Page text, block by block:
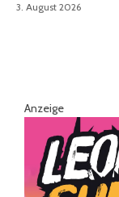
3. August 2026
Anzeige